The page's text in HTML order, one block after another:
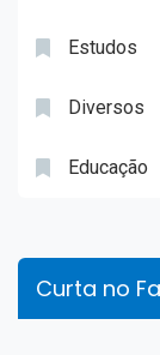
Estudos
Diversos
Educação
Curta no